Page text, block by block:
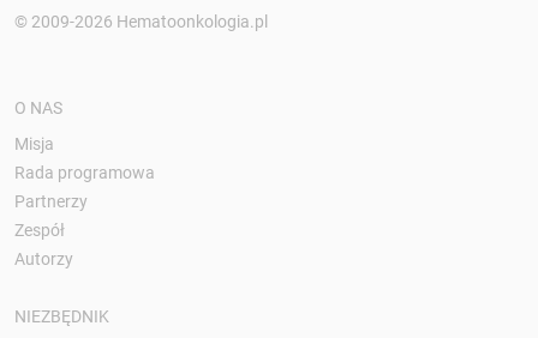
© 2009-2026 Hematoonkologia.pl
O NAS
Misja
Rada programowa
Partnerzy
Zespół
Autorzy
NIEZBĘDNIK